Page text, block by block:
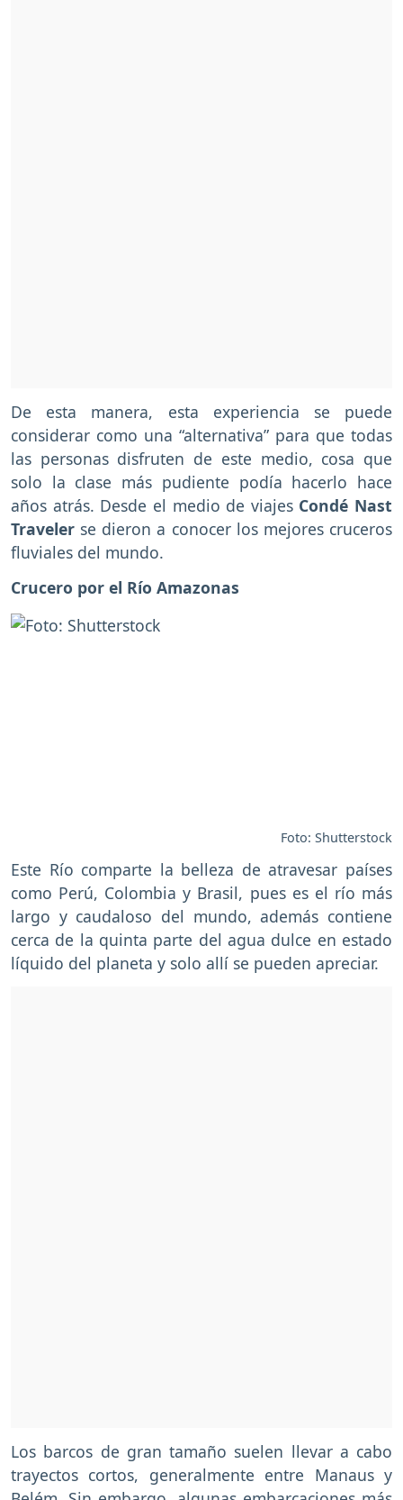
De esta manera, esta experiencia se puede
considerar como una “alternativa” para que todas
las personas disfruten de este medio, cosa que
solo la clase más pudiente podía hacerlo hace
años atrás. Desde el medio de viajes Condé Nast
Traveler se dieron a conocer los mejores cruceros
fluviales del mundo.
Crucero por el Río Amazonas
Foto: Shutterstock
Este Río comparte la belleza de atravesar países
como Perú, Colombia y Brasil, pues es el río más
largo y caudaloso del mundo, además contiene
cerca de la quinta parte del agua dulce en estado
líquido del planeta y solo allí se pueden apreciar.
Los barcos de gran tamaño suelen llevar a cabo
trayectos cortos, generalmente entre Manaus y